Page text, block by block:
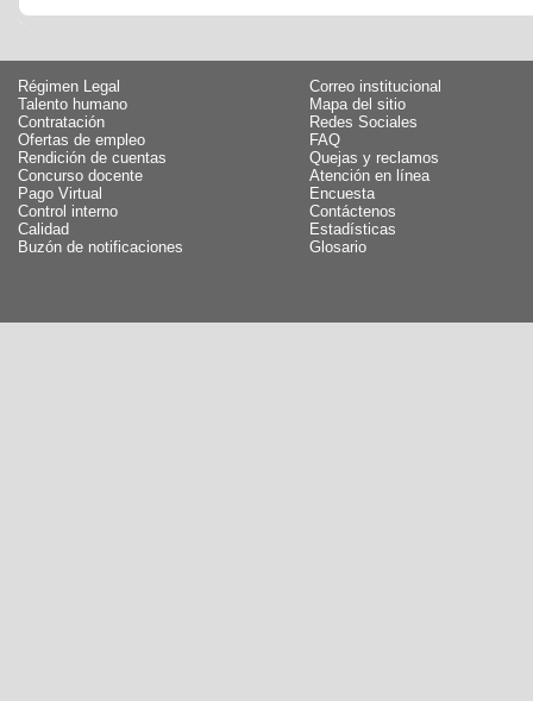
Régimen Legal
Talento humano
Contratación
Ofertas de empleo
Rendición de cuentas
Concurso docente
Pago Virtual
Control interno
Calidad
Buzón de notificaciones
Correo institucional
Mapa del sitio
Redes Sociales
FAQ
Quejas y reclamos
Atención en línea
Encuesta
Contáctenos
Estadísticas
Glosario